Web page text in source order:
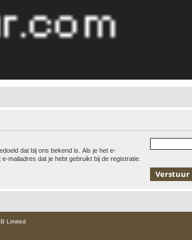
dat bij ons bekend is. Als je het e-
mailadres dat je hebt gebruikt bij de registratie.
Limited